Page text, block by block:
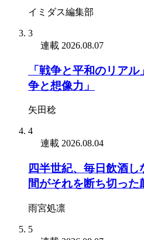
イミダス編集部
3
連載 2026.08.07
「戦争と平和のリア
争と想像力」
矢田稔
4
連載 2026.08.04
四半世紀、毎日飲酒
間がそれを断ち切った
雨宮処凛
5